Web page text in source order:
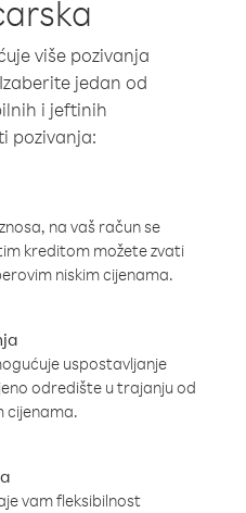
više pozivanja
jedan od
i jeftinih
pozivanja:
na vaš račun se
kreditom možete zvati
niskim cijenama.
uspostavljanje
odredište u trajanju od
cijenama.
vam fleksibilnost